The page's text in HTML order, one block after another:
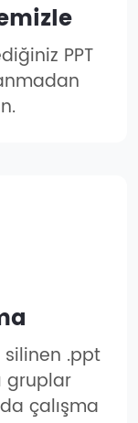
PPT
.ppt
gruplar
çalışma